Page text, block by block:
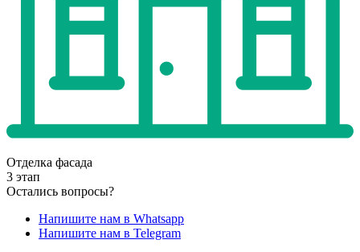
Отделка фасада
3 этап
Остались вопросы?
Напишите нам в Whatsapp
Напишите нам в Telegram